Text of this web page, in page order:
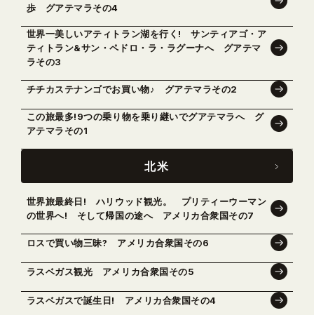
歩 グアテマラその4
世界一美しいアティトラン湖を行く! サンティアゴ・ア
ティトラン&サン・ペドロ・ラ・ラグーナへ グアテマ
ラその3
チチカステナンゴでお買い物♪ グアテマラその2
この旅最多!9つの乗り物を乗り継いでグアテマラへ グ
アテマラその1
北米
世界旅最終日! ハリウッド観光。 プリティーウーマン
の世界へ! そして帰国の途へ アメリカ合衆国その7
ロスで買い物三昧? アメリカ合衆国その6
ラスベガス観光 アメリカ合衆国その5
ラスベガスで誕生日! アメリカ合衆国その4